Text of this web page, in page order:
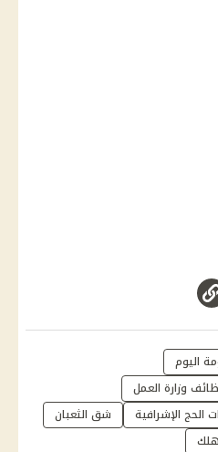
اليوم
وزارة العمل
الحج الإشرافية
شق الثعبان